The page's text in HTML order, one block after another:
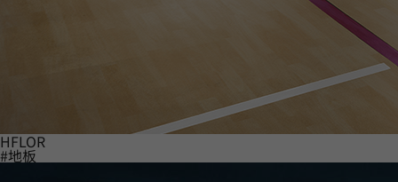
HFLOR
#地板